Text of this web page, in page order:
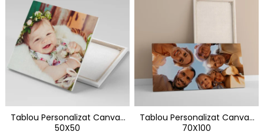
Tablou Personalizat Canvas
50X50
Tablou Personalizat Canvas
70X100